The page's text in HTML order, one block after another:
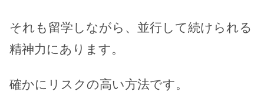
それも留学しながら、並行して続けられる
精神力にあります。
確かにリスクの高い方法です。